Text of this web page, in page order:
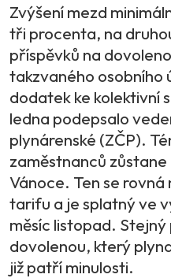
Zvýšení mezd
tři procenta, na
příspěvků na
takzvaného osobního
dodatek ke kolektivní
ledna podepsalo
plynárenské (ZČP).
zaměstnanců
Vánoce. Ten se rovná
tarifu a je splatný ve
měsíc listopad.
dovolenou, který
již patří minulosti.